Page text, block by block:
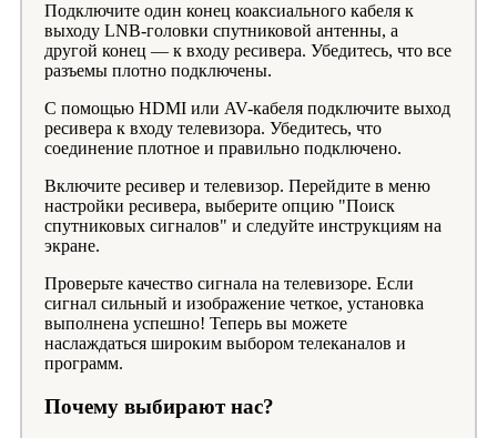
Подключите один конец коаксиального кабеля к
выходу LNB-головки спутниковой антенны, а
другой конец — к входу ресивера. Убедитесь, что все
разъемы плотно подключены.
С помощью HDMI или AV-кабеля подключите выход
ресивера к входу телевизора. Убедитесь, что
соединение плотное и правильно подключено.
Включите ресивер и телевизор. Перейдите в меню
настройки ресивера, выберите опцию "Поиск
спутниковых сигналов" и следуйте инструкциям на
экране.
Проверьте качество сигнала на телевизоре. Если
сигнал сильный и изображение четкое, установка
выполнена успешно! Теперь вы можете
наслаждаться широким выбором телеканалов и
программ.
Почему выбирают нас?